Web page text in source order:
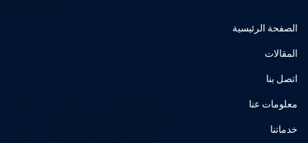
الصفحة الرئيسية
المقالات
اتصل بنا
معلومات عنا
خدماتنا